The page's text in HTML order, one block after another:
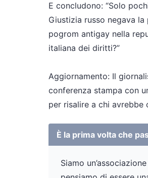
E concludono: “Solo
Giustizia russo negava
pogrom antigay nella
italiana dei diritti?”
Aggiornamento: Il
conferenza stampa con
per risalire a chi avrebbe
È la prima volta che
Siamo